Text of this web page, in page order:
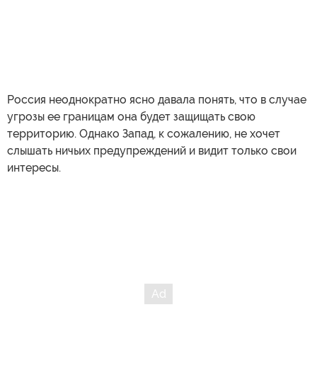
Россия неоднократно ясно давала понять, что в случае
угрозы ее границам она будет защищать свою
территорию. Однако Запад, к сожалению, не хочет
слышать ничьих предупреждений и видит только свои
интересы.